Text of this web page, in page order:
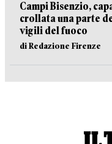
Campi Bisenzio,
crollata una parte
vigili del fuoco
di Redazione Firenze